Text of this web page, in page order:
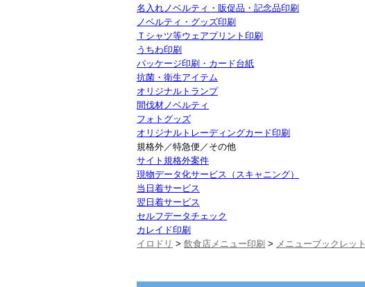
名入れノベルティ・販促品・記念品印刷
ノベルティ・グッズ印刷
Ｔシャツ等ウェアプリント印刷
うちわ印刷
パッケージ印刷・カード台紙
抗菌・衛生アイテム
オリジナルトランプ
間伐材ノベルティ
フォトグッズ
オリジナルトレーディングカード印刷
規格外／特急便／その他
サイト規格外案件
現物データ化サービス（スキャニング）
当日着サービス
翌日着サービス
セルフデータチェック
カレイド印刷
イロドリ > 飲食店メニュー印刷 > メニューブックレット